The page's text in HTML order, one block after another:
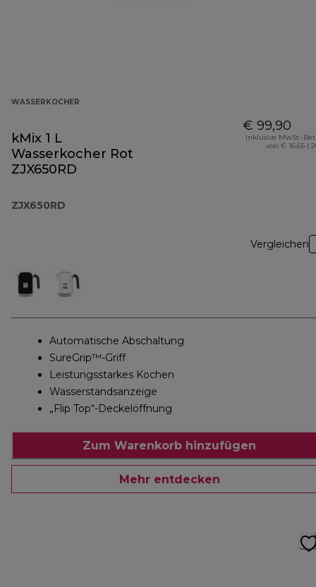
WASSERKOCHER
kMix 1 L
Wasserkocher Rot
ZJX650RD
ZJX650RD
€ 99,90
Inklusive MwSt.-
von € 16,65 (
Vergleichen
Automatische Abschaltung
SureGrip™-Griff
Leistungsstarkes Kochen
Wasserstandsanzeige
„Flip Top“-Deckelöffnung
Zum Warenkorb hinzufügen
Mehr entdecken